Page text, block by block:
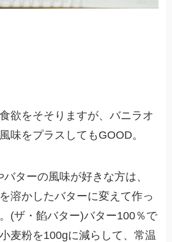
欲をそそりますが、バニラオ
味をプラスしてもGOOD。
バターの風味が好きな方は、
溶かしたバターに変えて作っ
(ザ・餡バター)バター100％で
麦粉を100gに減らして、常温